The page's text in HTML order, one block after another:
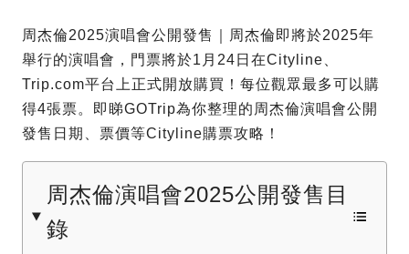
周杰倫2025演唱會公開發售｜周杰倫即將於2025年
舉行的演唱會，門票將於1月24日在Cityline、
Trip.com平台上正式開放購買！每位觀眾最多可以購
得4張票。即睇GOTrip為你整理的周杰倫演唱會公開
發售日期、票價等Cityline購票攻略！
周杰倫演唱會2025公開發售目
錄